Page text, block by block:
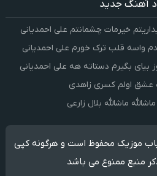
آهنگ جدید
خیرمات چشمانتم علی احمدیانی
واسه قلب ترک خورم علی احمدیانی
بیای بگیرم دستاته هه علی احمدیانی
عشق اولم کسری زاهدی
ماشالله بلال زارعی
موزیک محفوظ است و هرگونه کپی
منبع ممنوع می باشد